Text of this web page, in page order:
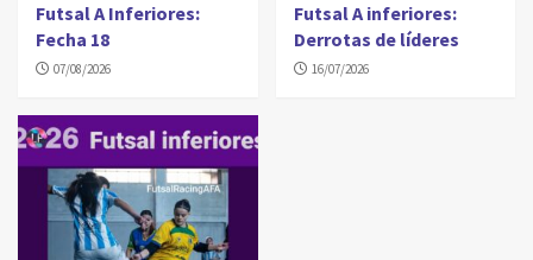
Futsal A Inferiores:
Fecha 18
07/08/2026
Futsal A inferiores:
Derrotas de líderes
16/07/2026